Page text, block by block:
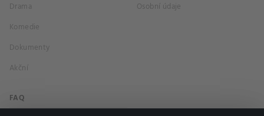
Drama
Komedie
Dokumenty
Akční
Osobní údaje
FAQ